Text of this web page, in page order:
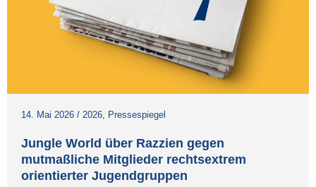
14. Mai 2026 / 2026, Pressespiegel
Jungle World über Razzien gegen
mutmaßliche Mitglieder rechtsextrem
orientierter Jugendgruppen